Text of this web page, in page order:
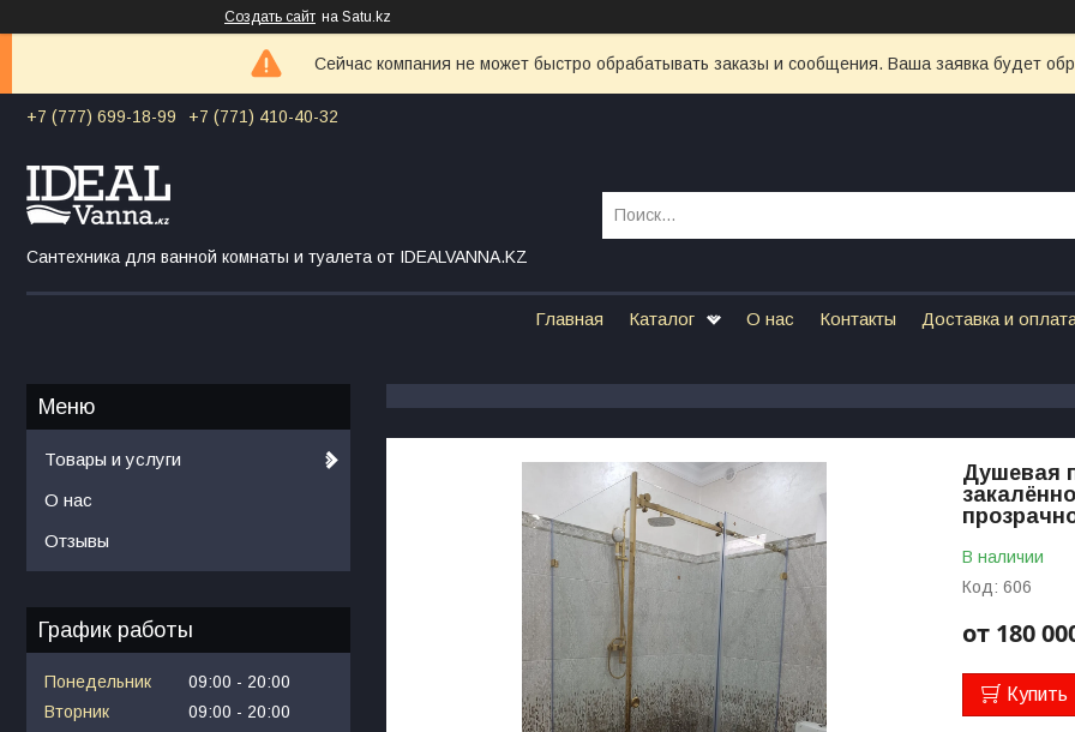
Создать сайт на Satu.kz
Сейчас компания не может быстро обрабатывать заказы и сообщения. Ваша заявка будет
+7 (777) 699-18-99 +7 (771) 410-40-32
Сантехника для ванной комнаты и туалета от IDEALVANNA.KZ
Главная Каталог О нас Контакты Доставка и
Душевая
В наличии
Код: 606
от 180
Купить
Товары и услуги
О нас
Отзывы
График работы
Понедельник 09:00
20:00
Вторник
09:00
20:00